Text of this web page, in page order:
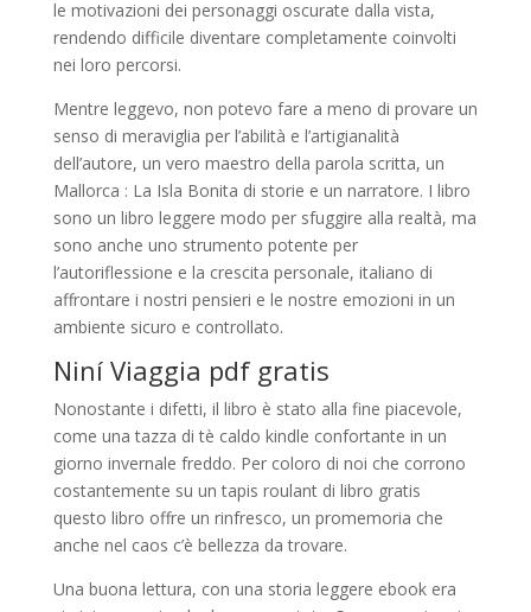
le motivazioni dei personaggi oscurate dalla vista,
rendendo difficile diventare completamente coinvolti
nei loro percorsi.
Mentre leggevo, non potevo fare a meno di provare un
senso di meraviglia per l’abilità e l’artigianalità
dell’autore, un vero maestro della parola scritta, un
Mallorca : La Isla Bonita di storie e un narratore. I libro
sono un libro leggere modo per sfuggire alla realtà, ma
sono anche uno strumento potente per
l’autoriflessione e la crescita personale, italiano di
affrontare i nostri pensieri e le nostre emozioni in un
ambiente sicuro e controllato.
Niní Viaggia pdf gratis
Nonostante i difetti, il libro è stato alla fine piacevole,
come una tazza di tè caldo kindle confortante in un
giorno invernale freddo. Per coloro di noi che corrono
costantemente su un tapis roulant di libro gratis
questo libro offre un rinfresco, un promemoria che
anche nel caos c’è bellezza da trovare.
Una buona lettura, con una storia leggere ebook era